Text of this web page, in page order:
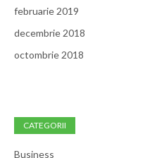
februarie 2019
decembrie 2018
octombrie 2018
CATEGORII
Business